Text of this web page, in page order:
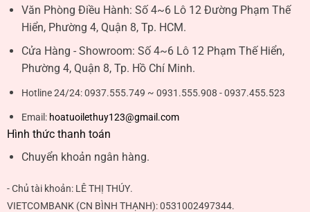
Văn Phòng Điều Hành: Số 4~6 Lô 12 Đường Phạm Thế
Hiển, Phường 4, Quận 8, Tp. HCM.
Cửa Hàng - Showroom: Số 4~6 Lô 12 Phạm Thế Hiển,
Phường 4, Quận 8, Tp. Hồ Chí Minh.
Hotline 24/24:0937.555.749 ~ 0931.555.908 - 0937.455.523
Email: hoatuoilethuy123@gmail.com
Hình thức thanh toán
Chuyển khoản ngân hàng.
- Chủ tài khoản: LÊ THỊ THÚY.
VIETCOMBANK (CN BÌNH THẠNH):0531002497344.